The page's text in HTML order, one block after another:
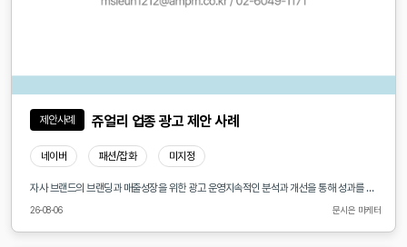
제안사례 쥬얼리 업종 광고 제안 사례
네이버 패션/잡화 미지정
자사 브랜드의 브랜딩과 매출성장을 위한 광고 운영지속적인 분석과 개선을 통해 성과를 만들어가는 과정입니다.캠페인 운영 이후에도 타겟, 소재 , 예산, 노출 데이터를 꾸준히 분석하여효율이 높은 방향으로 최적화를 진행하겠습니다.시장 변화와 소비자 반응을 빠르게 반영하며 광고비 대비 높은 효율을 만들고광고주의 목표에 맞는 안정적인 성과를 위해 지속적으로 관리하겠습니다
26-08-06 문시은 마케터